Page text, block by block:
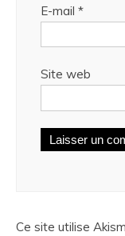
E-mail *
Site web
Ce site utilise